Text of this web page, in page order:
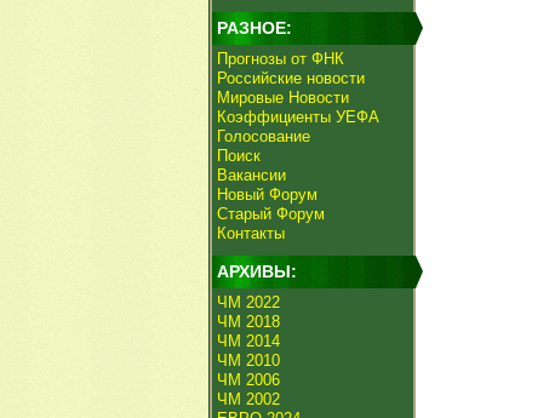
РАЗНОЕ:
Прогнозы от ФНК
Российские новости
Мировые Новости
Коэффициенты УЕФА
Голосование
Поиск
Вакансии
Новый Форум
Старый Форум
Контакты
АРХИВЫ:
ЧМ 2022
ЧМ 2018
ЧМ 2014
ЧМ 2010
ЧМ 2006
ЧМ 2002